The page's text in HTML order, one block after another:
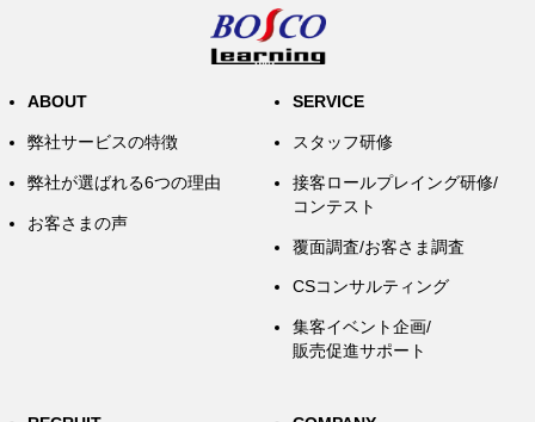
ABOUT
弊社サービスの特徴
弊社が選ばれる6つの理由
お客さまの声
SERVICE
スタッフ研修
接客ロールプレイング研修/
コンテスト
覆面調査/お客さま調査
CSコンサルティング
集客イベント企画/
販売促進サポート